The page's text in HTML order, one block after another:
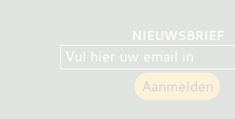
NIEUWSBRIEF